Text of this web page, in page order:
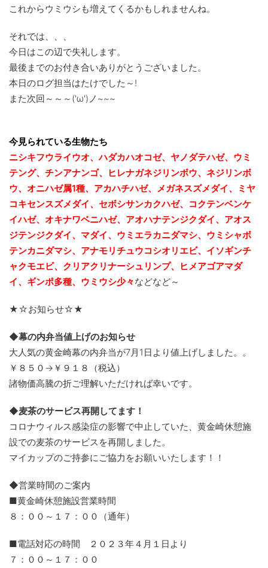
これからウミウシも増えてくるかもしれませんね。
それでは、、、
今日はこの辺で失礼します。
最後までのお付き合いありがとうございました。
本日のログ担当はたけでした～!
また次回～～～('ω')ノ~~~
今見られている生物たち
ニシキフウライウオ、ハダカハオコゼ、ヤノダテハゼ、ウミ
テング、チンアナンゴ、ヒレナガネジリンボウ、ネジリンボ
ウ、オニハゼ属1種、アカハチハゼ、メガネスズメダイ、ミヤ
コキセンスズメダイ、セボシサンカクハゼ、コクテンベンケ
イハゼ、オキナワベニハゼ、 アオハナテンジクダイ、アオス
ジテンジクダイ、マダイ、ウミエラカニダマシ、ウミシャボ
テンカニダマシ、アナモリチュウコシオリエビ、 イソギンチ
ャクモエビ、クリアクリナーシュリンプ、ヒメアゴアマダ
イ、ギンポ多種、 ウミウシ少々などなど～
★☆お知らせ☆★
◆幕の内弁当値上げのお知らせ
大人気の黄金崎幕の内弁当が7月1日より値上げしました。。
￥８５０→￥９１８（税込）
諸物価高騰の折ご理解いただければ幸いです。
◆麦茶のサービス再開してます！
コロナウィルス感染症の影響で中止していた、黄金崎休憩施
設での麦茶のサービスを再開しました。
マイカップのご持参にご協力をお願いいたします！！
◆営業時間のご案内
■黄金崎休憩施設営業時間
８：００～１７：００（通年）
■電話対応の時間 ２０２３年４月１日より
７：００～１７：００